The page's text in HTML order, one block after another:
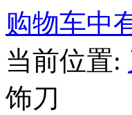
购物车中
当前位置:
饰刀